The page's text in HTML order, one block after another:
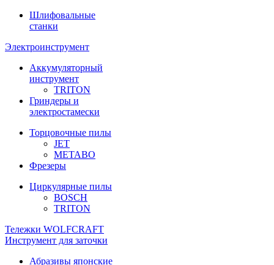
Шлифовальные
станки
Электроинструмент
Аккумуляторный
инструмент
TRITON
Гриндеры и
электростамески
Торцовочные пилы
JET
METABO
Фрезеры
Циркулярные пилы
BOSCH
TRITON
Тележки WOLFCRAFT
Инструмент для заточки
Абразивы японские